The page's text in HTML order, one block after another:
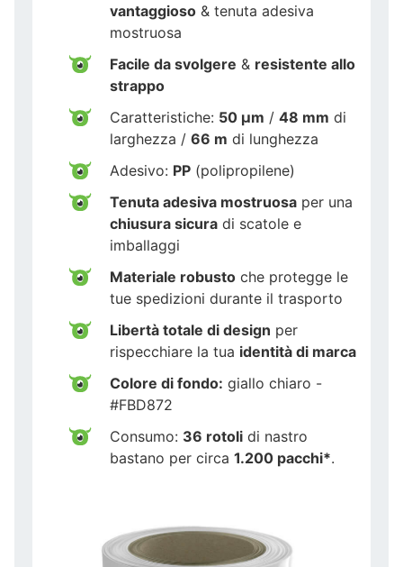
vantaggioso & tenuta adesiva
mostruosa
Facile da svolgere & resistente allo
strappo
Caratteristiche: 50 µm / 48 mm di
larghezza / 66 m di lunghezza
Adesivo: PP (polipropilene)
Tenuta adesiva mostruosa per una
chiusura sicura di scatole e
imballaggi
Materiale robusto che protegge le
tue spedizioni durante il trasporto
Libertà totale di design per
rispecchiare la tua identità di marca
Colore di fondo: giallo chiaro -
#FBD872
Consumo: 36 rotoli di nastro
bastano per circa 1.200 pacchi*.